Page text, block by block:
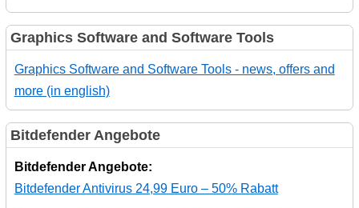
Graphics Software and Software Tools
Graphics Software and Software Tools - news, offers and
more (in english)
Bitdefender Angebote
Bitdefender Angebote:
Bitdefender Antivirus 24,99 Euro – 50% Rabatt